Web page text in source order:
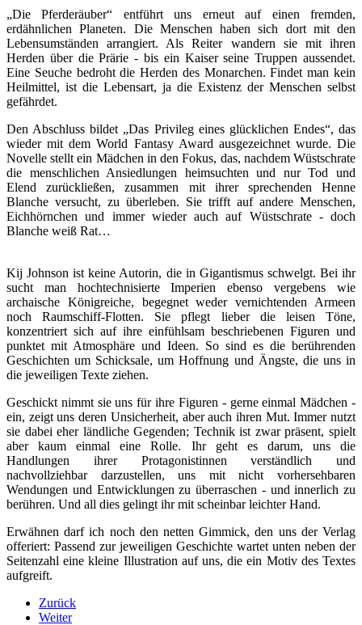
„Die Pferderäuber“ entführt uns erneut auf einen fremden,
erdähnlichen Planeten. Die Menschen haben sich dort mit den
Lebensumständen arrangiert. Als Reiter wandern sie mit ihren
Herden über die Prärie - bis ein Kaiser seine Truppen aussendet.
Eine Seuche bedroht die Herden des Monarchen. Findet man kein
Heilmittel, ist die Lebensart, ja die Existenz der Menschen selbst
gefährdet.
Den Abschluss bildet „Das Privileg eines glücklichen Endes“, das
wieder mit dem World Fantasy Award ausgezeichnet wurde. Die
Novelle stellt ein Mädchen in den Fokus, das, nachdem Wüstschrate
die menschlichen Ansiedlungen heimsuchten und nur Tod und
Elend zurückließen, zusammen mit ihrer sprechenden Henne
Blanche versucht, zu überleben. Sie trifft auf andere Menschen,
Eichhörnchen und immer wieder auch auf Wüstschrate - doch
Blanche weiß Rat…
Kij Johnson ist keine Autorin, die in Gigantismus schwelgt. Bei ihr
sucht man hochtechnisierte Imperien ebenso vergebens wie
archaische Königreiche, begegnet weder vernichtenden Armeen
noch Raumschiff-Flotten. Sie pflegt lieber die leisen Töne,
konzentriert sich auf ihre einfühlsam beschriebenen Figuren und
punktet mit Atmosphäre und Ideen. So sind es die berührenden
Geschichten um Schicksale, um Hoffnung und Ängste, die uns in
die jeweiligen Texte ziehen.
Geschickt nimmt sie uns für ihre Figuren - gerne einmal Mädchen -
ein, zeigt uns deren Unsicherheit, aber auch ihren Mut. Immer nutzt
sie dabei eher ländliche Gegenden; Technik ist zwar präsent, spielt
aber kaum einmal eine Rolle. Ihr geht es darum, uns die
Handlungen ihrer Protagonistinnen verständlich und
nachvollziehbar darzustellen, uns mit nicht vorhersehbaren
Wendungen und Entwicklungen zu überraschen - und innerlich zu
berühren. Und all dies gelingt ihr mit scheinbar leichter Hand.
Erwähnen darf ich noch den netten Gimmick, den uns der Verlag
offeriert: Passend zur jeweiligen Geschichte wartet unten neben der
Seitenzahl eine kleine Illustration auf uns, die ein Motiv des Textes
aufgreift.
Zurück
Weiter